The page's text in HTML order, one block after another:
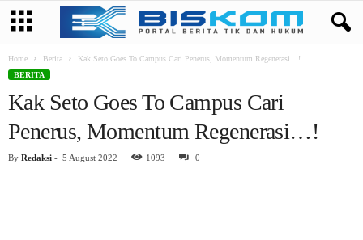
Home Berita
Kak Seto Goes To Campus Cari Penerus, Momentum Regenerasi…!
BERITA
Kak Seto Goes To Campus Cari
Penerus, Momentum Regenerasi…!
By Redaksi - 5 August 2022 1093 0